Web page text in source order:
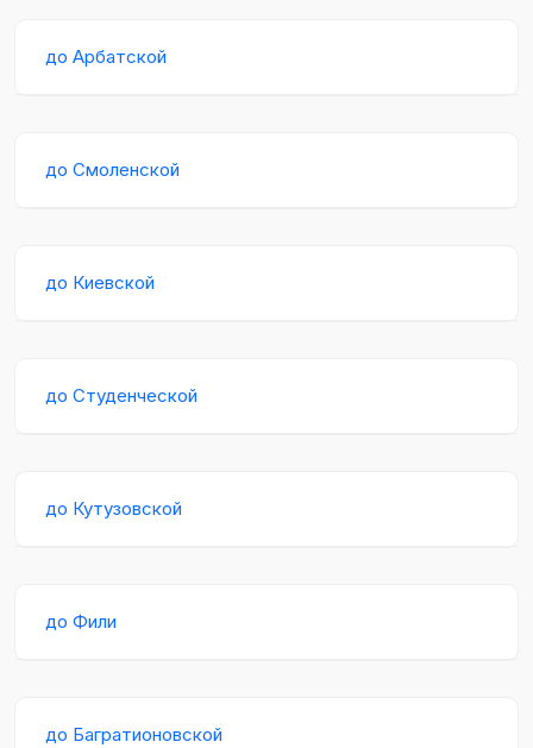
до Арбатской
до Смоленской
до Киевской
до Студенческой
до Кутузовской
до Фили
до Багратионовской